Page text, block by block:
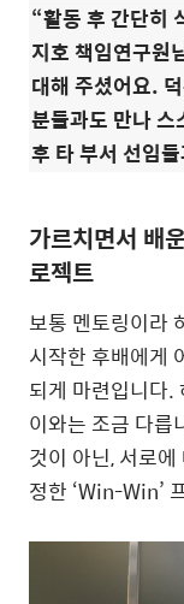
“활동 후 간단히
지호 책임연구원
대해 주셨어요.
분들과도 만나 스
후 타 부서 선임
가르치면서 배
로젝트
보통 멘토링이라
시작한 후배에게
되게 마련입니다.
이와는 조금 다릅
것이 아닌, 서로
정한 ‘Win-Win’